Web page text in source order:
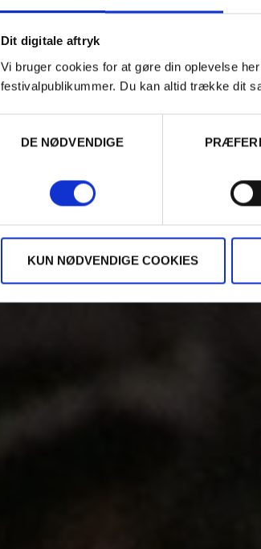
Dit digitale aftryk
Vi bruger cookies for at gøre din oplevelse
festivalpublikummer. Du kan altid trække dit
DE NØDVENDIGE
KUN NØDVENDIGE COOKIES